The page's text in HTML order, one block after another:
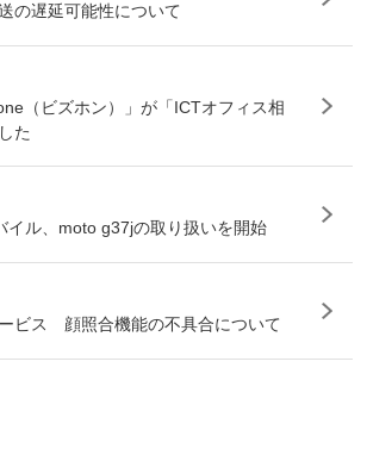
の遅延可能性について
（ビズホン）」が「ICTオフィス相
た
イル、moto g37jの取り扱いを開始
ービス 顔照合機能の不具合について